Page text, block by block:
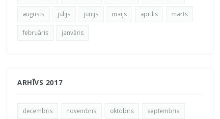
augusts jūlijs jūnijs maijs aprīlis marts
februāris janvāris
ARHĪVS 2017
decembris novembris oktobris septembris